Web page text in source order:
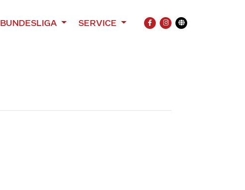
BUNDESLIGA SERVICE
FACEBOOK
INSTAGRAM
Übersetzung